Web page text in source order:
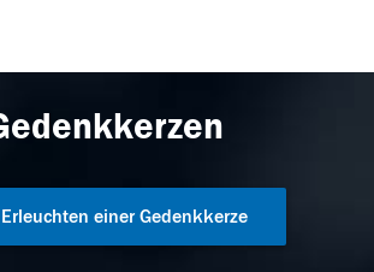
Erleuchten einer Gedenkkerze